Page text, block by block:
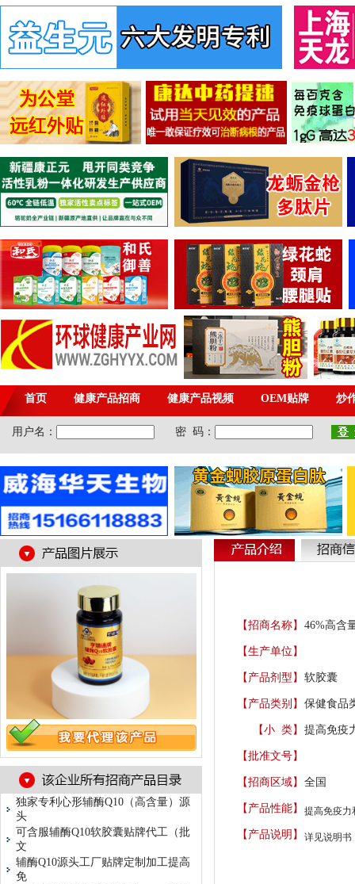
独家专利心形辅酶Q10（高含量）源
头
可含服辅酶Q10软胶囊贴牌代工（批
文
辅酶Q10源头工厂贴牌定制加工提高
免
【招商名称】 46%高含
【生产单位】
【产品剂型】 软胶囊
【产品类别】 保健食品
【小 类】 提高免疫
【批准文号】
【招商区域】 全国
【产品性能】 提高免疫力
【产品说明】 详见说明书